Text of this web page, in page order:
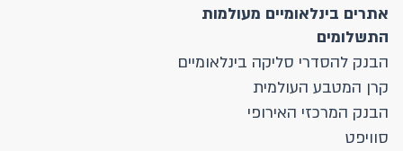
אתרים בינלאומיים מעולמות
התשלומים
הבנק להסדרי סליקה בינלאומיים
קרן המטבע העולמית
הבנק המרכזי האירופי
סוויפט